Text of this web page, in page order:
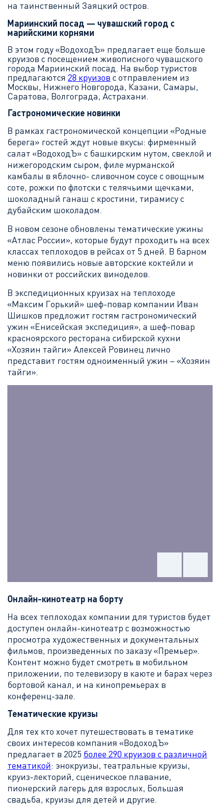
на таинственный Заяцкий остров.
Мариинский посад — чувашский город с
марийскими корнями
В этом году «ВодоходЪ» предлагает еще больше
круизов с посещением живописного чувашского
города Мариинский посад. На выбор туристов
предлагаются 28 круизов с отправлением из
Москвы, Нижнего Новгорода, Казани, Самары,
Саратова, Волгограда, Астрахани.
Гастрономические новинки
В рамках гастрономической концепции «Родные
берега» гостей ждут новые вкусы: фирменный
салат «ВодоходЪ» с башкирским нутом, свеклой и
нижегородским сыром, филе мурманской
камбалы в яблочно- сливочном соусе с овощным
соте, рожки по флотски с телячьими щечками,
шоколадный ганаш с кростини, тирамису с
дубайским шоколадом.
В новом сезоне обновлены тематические ужины
«Атлас России», которые будут проходить на всех
классах теплоходов в рейсах от 5 дней. В барном
меню появились новые авторские коктейли и
новинки от российских виноделов.
В экспедиционных круизах на теплоходе
«Максим Горький» шеф-повар компании Иван
Шишков предложит гостям гастрономический
ужин «Енисейская экспедиция», а шеф-повар
красноярского ресторана сибирской кухни
«Хозяин тайги» Алексей Ровинец лично
представит гостям одноименный ужин – «Хозяин
тайги».
Онлайн-кинотеатр на борту
На всех теплоходах компании для туристов будет
доступен онлайн-кинотеатр с возможностью
просмотра художественных и документальных
фильмов, произведенных по заказу «Премьер».
Контент можно будет смотреть в мобильном
приложении, по телевизору в каюте и барах через
бортовой канал, и на кинопремьерах в
конференц-зале.
Тематические круизы
Для тех кто хочет путешествовать в тематике
своих интересов компания «ВодоходЪ»
предлагает в 2025 более 290 круизов с различной
тематикой: энокруизы, театральные круизы,
круиз-лекторий, сценическое плавание,
пионерский лагерь для взрослых, Большая
свадьба, круизы для детей и другие.